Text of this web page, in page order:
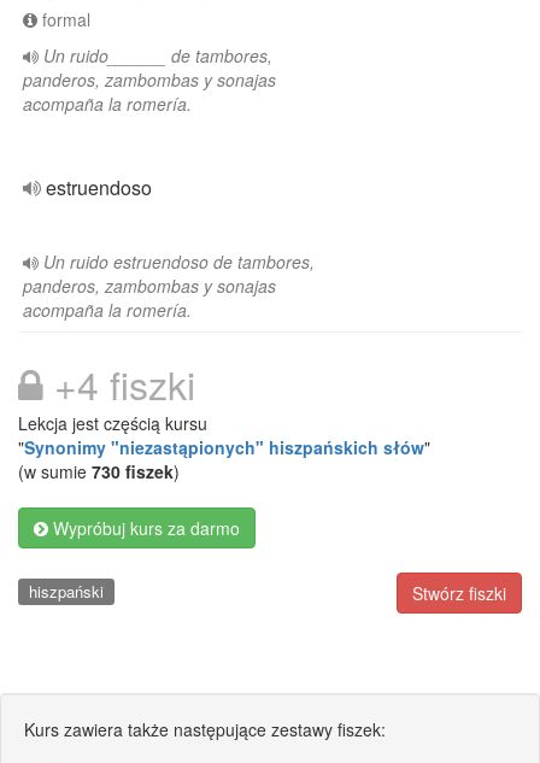
formal
Un ruido______ de tambores,
panderos, zambombas y sonajas
acompaña la romería.
estruendoso
Un ruido estruendoso de tambores,
panderos, zambombas y sonajas
acompaña la romería.
+4 fiszki
Lekcja jest częścią kursu
"Synonimy "niezastąpionych" hiszpańskich słów"
(w sumie 730 fiszek)
Wypróbuj kurs za darmo
Stwórz fiszki
hiszpański
Kurs zawiera także następujące zestawy fiszek: